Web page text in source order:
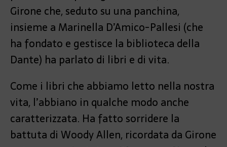
Girone che, seduto su una panchina,
insieme a Marinella D’Amico-Pallesi (che
ha fondato e gestisce la biblioteca della
Dante) ha parlato di libri e di vita.
Come i libri che abbiamo letto nella nostra
vita, l’abbiano in qualche modo anche
caratterizzata. Ha fatto sorridere la
battuta di Woody Allen, ricordata da Girone